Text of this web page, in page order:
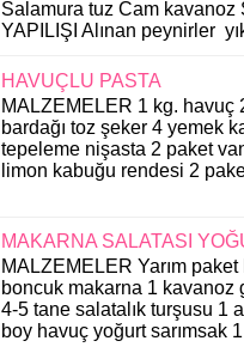
Salamura tuz Cam kavanoz
YAPILIŞI Alınan peynirler
HAVUÇLU PASTA
MALZEMELER 1 kg. havuç
bardağı toz şeker 4 yemek
tepeleme nişasta 2 paket
limon kabuğu rendesi 2
MAKARNA SALATASI
MALZEMELER Yarım paket
boncuk makarna 1 kavanoz
4-5 tane salatalık turşusu 1
boy havuç yoğurt sarımsak